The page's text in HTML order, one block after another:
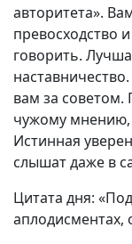
авторитета».
превосходство
говорить.
вам за советом.
чужому мнению,
Истинная
слышат даже в
Цитата дня:
аплодисментах,